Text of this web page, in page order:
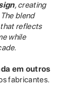
, creating
blend
reflects
while
em outros
fabricantes.